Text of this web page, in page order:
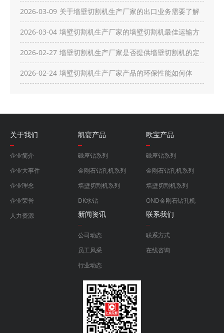
骤有哪些？
2026-03-09 关于墙壁切割机生产厂家的出口业务需要了解
哪些流程？
2026-03-04 墙壁切割机生产厂家的墙壁切割机最佳运输方
式是什么？
2026-02-27 墙壁切割机生产厂家是否提供墙壁切割机的定
制服务？
2026-02-24 墙壁切割机生产厂家产品的环保性能如何体
关于我们
企业简介
企业大事件
企业理念
企业荣誉
人力资源
凯宴产品
磁座钻系列
金刚石钻孔机系列
墙壁切割机系列
DK水钻
欧宝产品
磁座钻系列
金刚石钻孔机系列
墙壁切割机系列
OND金刚石钻孔机
新闻资讯
公司动态
员工风采
行业动态
联系我们
联系方式
在线咨询